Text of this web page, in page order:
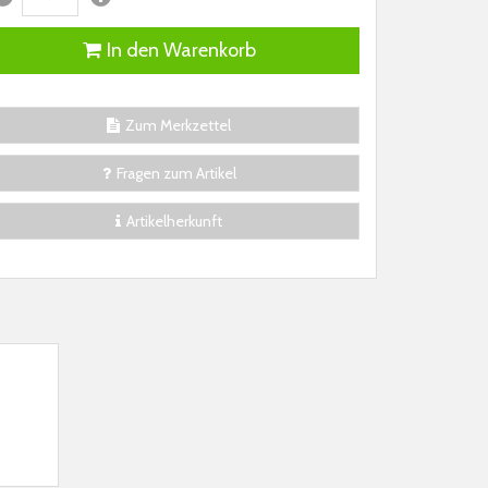
In den Warenkorb
Zum Merkzettel
Fragen zum Artikel
Artikelherkunft